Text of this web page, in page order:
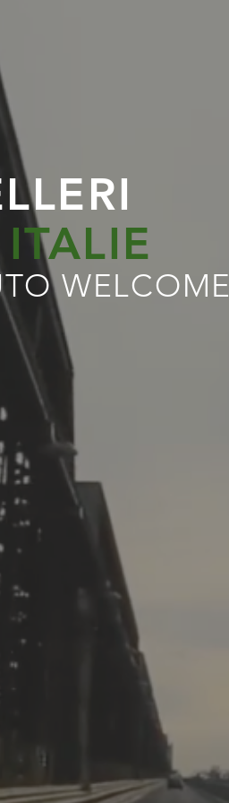
ITALIE
WELCOME